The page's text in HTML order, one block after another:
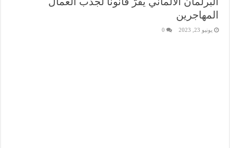
المهاجرين
يونيو 23, 2023 0